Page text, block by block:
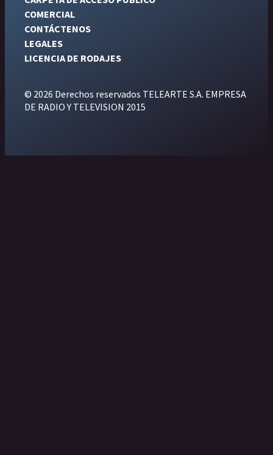
COMERCIAL
CONTÁCTENOS
LEGALES
LICENCIA DE RODAJES
© 2026 Derechos reservados TELEARTE S.A. EMPRESA
DE RADIO Y TELEVISION 2015